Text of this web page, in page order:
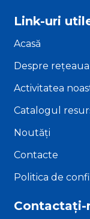
Link-uri
Acasă
Despre rețeaua
Activitatea
Catalogul
Noutăți
Contacte
Politica de
Contactați-